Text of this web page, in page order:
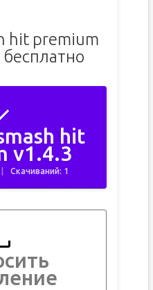
hit premium
hit
v1.4.3
Скачиваний: 1